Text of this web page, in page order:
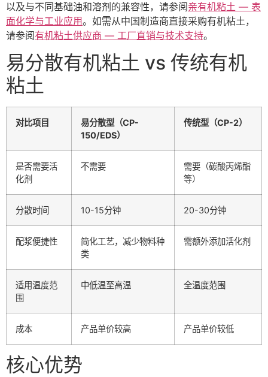
以及与不同基础油和溶剂的兼容性，请参阅亲有机粘土 — 表
面化学与工业应用。如需从中国制造商直接采购有机粘土，
请参阅有机粘土供应商 — 工厂直销与技术支持。
易分散有机粘土 vs 传统有机
粘土
对比项目
易分散型（CP-
150/EDS）
传统型（CP-2）
是否需要活
化剂
不需要
需要（碳酸丙烯酯
等）
分散时间 10-15分钟 20-30分钟
配浆便捷性
简化工艺，减少物料种
类
需额外添加活化剂
适用温度范
围
中低温至高温 全温度范围
成本 产品单价较高 产品单价较低
核心优势